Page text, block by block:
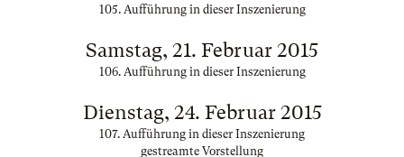
105. Aufführung in dieser Inszenierung
Samstag, 21. Februar 2015
106. Aufführung in dieser Inszenierung
Dienstag, 24. Februar 2015
107. Aufführung in dieser Inszenierung
gestreamte Vorstellung